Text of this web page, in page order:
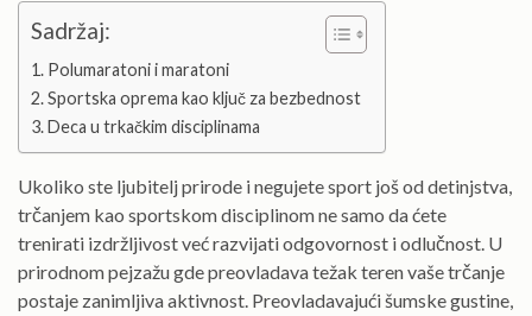
Sadržaj:
Polumaratoni i maratoni
Sportska oprema kao ključ za bezbednost
Deca u trkačkim disciplinama
Ukoliko ste ljubitelj prirode i negujete sport još od detinjstva,
trčanjem kao sportskom disciplinom ne samo da ćete
trenirati izdržljivost već razvijati odgovornost i odlučnost. U
prirodnom pejzažu gde preovladava težak teren vaše trčanje
postaje zanimljiva aktivnost. Preovladavajući šumske gustine,